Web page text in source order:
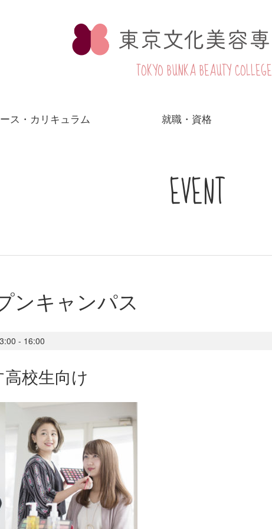
TOKYO BUNKA BEAUTY COLLEGE
ス・カリキュラム 就職・資格
EVENT
ンキャンパス
- 16:00
校生向け